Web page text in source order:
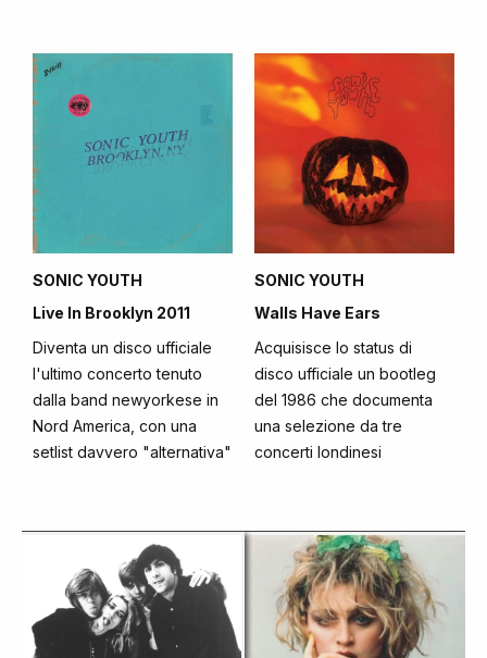
SONIC YOUTH
Live In Brooklyn 2011
Diventa un disco ufficiale
l'ultimo concerto tenuto
dalla band newyorkese in
Nord America, con una
setlist davvero "alternativa"
SONIC YOUTH
Walls Have Ears
Acquisisce lo status di
disco ufficiale un bootleg
del 1986 che documenta
una selezione da tre
concerti londinesi